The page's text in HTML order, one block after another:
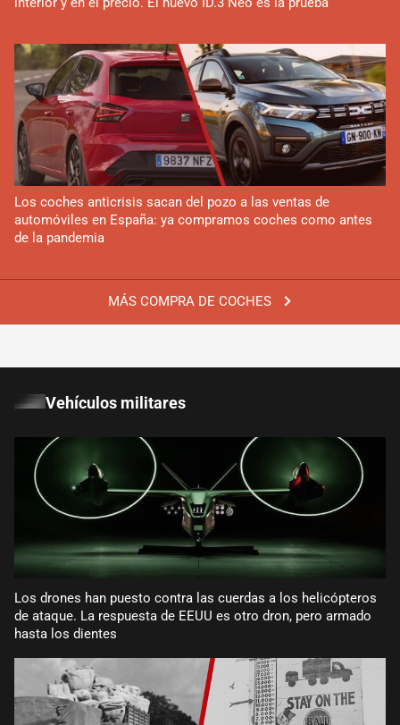
MÁS COMPRA DE COCHES
Los coches anticrisis sacan del pozo a las ventas de
automóviles en España: ya compramos coches como antes
de la pandemia
Vehículos militares
Los drones han puesto contra las cuerdas a los helicópteros
de ataque. La respuesta de EEUU es otro dron, pero armado
hasta los dientes